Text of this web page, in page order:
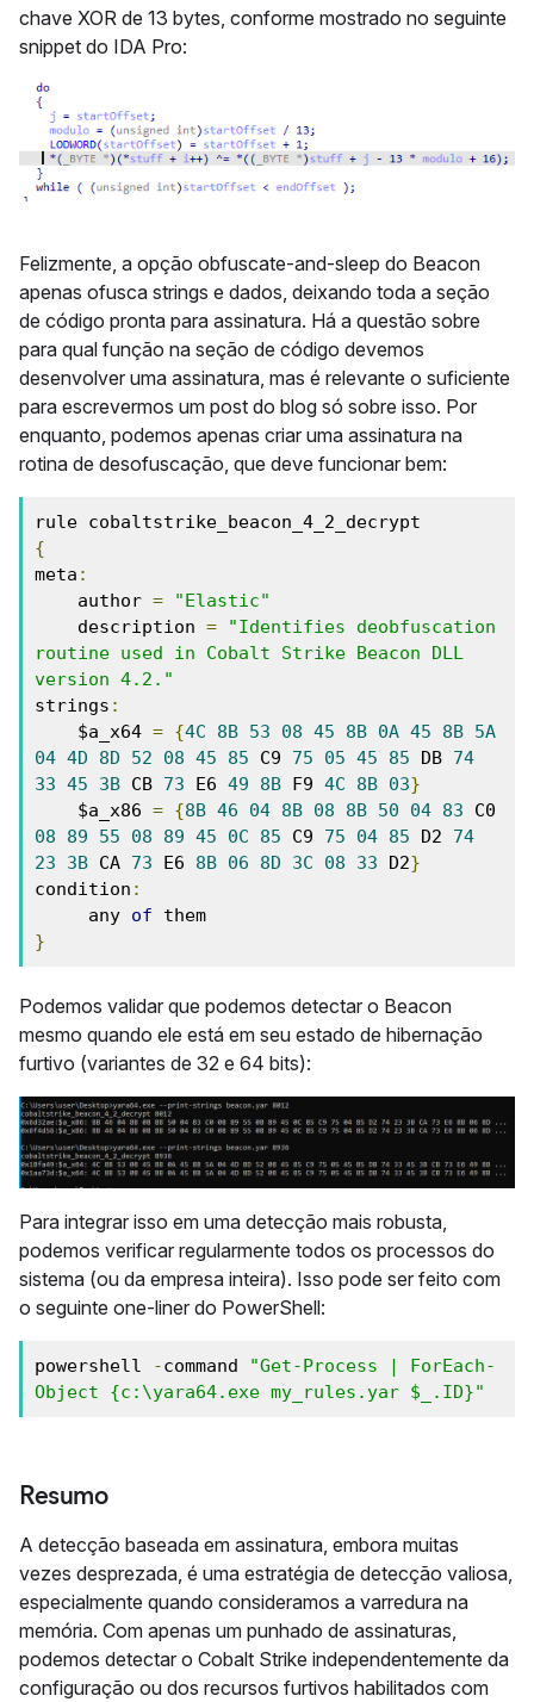
chave XOR de 13 bytes, conforme mostrado no seguinte
snippet do IDA Pro:
Felizmente, a opção obfuscate-and-sleep do Beacon
apenas ofusca strings e dados, deixando toda a seção
de código pronta para assinatura. Há a questão sobre
para qual função na seção de código devemos
desenvolver uma assinatura, mas é relevante o suficiente
para escrevermos um post do blog só sobre isso. Por
enquanto, podemos apenas criar uma assinatura na
rotina de desofuscação, que deve funcionar bem:
{
meta :
    author
=
"Elastic"
    description
=
"Identifies deobfuscation
routine used in Cobalt Strike Beacon DLL
version 4.2."
strings :
    $a_x64
= {4C 8B 53 08 45 8B 0A 45 8B 5A
04 4D 8D 52 08 45 85 C9 75 05 45 85 DB 74
33 45 3B CB 73 E6 49 8B F9 4C 8B 03}
    $a_x86
= {8B 46 04 8B 08 8B 50 04 83
08
89 55 08 89 45 0C 85 C9 75 04 85 D2 74
23
3B CA 73 E6 8B 06 8D 3C 08 33 D2}
condition :
     any
of
}
Podemos validar que podemos detectar o Beacon
mesmo quando ele está em seu estado de hibernação
furtivo (variantes de 32 e 64 bits):
Para integrar isso em uma detecção mais robusta,
podemos verificar regularmente todos os processos do
sistema (ou da empresa inteira). Isso pode ser feito com
o seguinte one-liner do PowerShell:
powershell -command
"Get-Process | ForEach-
Object {c:\yara64.exe my_rules.yar $_.ID}"
Resumo
A detecção baseada em assinatura, embora muitas
vezes desprezada, é uma estratégia de detecção valiosa,
especialmente quando consideramos a varredura na
memória. Com apenas um punhado de assinaturas,
podemos detectar o Cobalt Strike independentemente da
configuração ou dos recursos furtivos habilitados com